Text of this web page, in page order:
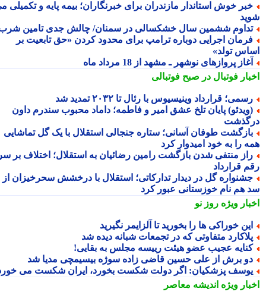
خوش استاندار مازندران برای خبرنگاران؛ بیمه پایه و تکمیلی می
ششمین سال خشکسالی در سمنان/ چالش جدی تامین شرب!
اجرایی دوباره ترامپ برای محدود کردن «حق تابعیت بر
تولد»
پروازهای نوشهر ـ مشهد از 18 مرداد ماه
فوتبال در صبح فوتبالی
قرارداد وینیسیوس با رئال تا ۲۰۳۲ تمدید شد
پایان تلخ عشق امیر و فاطمه؛ داماد محبوب سندرم داون
طوفان آسانی؛ ستاره جنجالی استقلال با یک گل تماشایی
را به خود امیدوار کرد
منتفی شدن بازگشت رامین رضائیان به استقلال؛ اختلاف بر سر
قرارداد
گل در دیدار تدارکاتی؛ استقلال با درخشش سحرخیزان از
هم نام خوزستانی عبور کرد
ویژهروز نو
خوراکی ها را بخورید تا آلزایمر نگیرید
متفاوتی که در تجمعات شبانه دیده شد
عجیب عضو هیئت رییسه مجلس به بقایی!
برش از علی حسین قاضی زاده سوژه بیسیمچی مدیا شد
پزشکیان: اگر دولت شکست بخورد، ایران شکست می خورد
ویژهاندیشه معاصر